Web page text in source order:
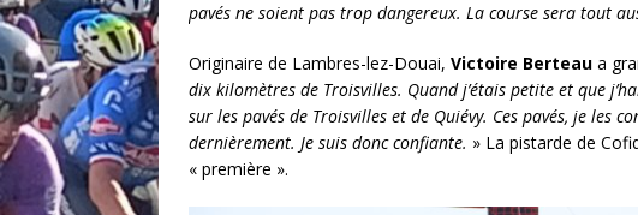
pavés ne soient pas trop dangereux. La course sera tout
Originaire de Lambres-lez-Douai, Victoire Berteau a
dix kilomètres de Troisvilles. Quand j’étais petite et que
sur les pavés de Troisvilles et de Quiévy. Ces pavés, je les
dernièrement. Je suis donc confiante. » La pistarde de
« première ».